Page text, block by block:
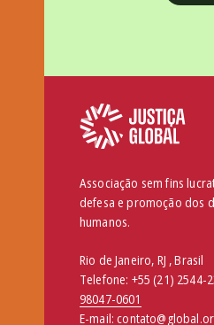
Associação sem fins
defesa e promoção dos
humanos.
Rio de Janeiro, RJ , Brasil
Telefone: +55 (21) 2544-
98047-0601
E-mail: